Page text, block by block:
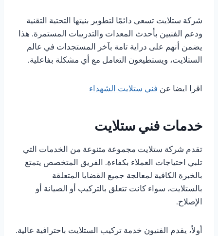
شركة ستلايت تسعى دائمًا لتطوير بنيتها التحتية التقنية
ودعم الفنيين بأحدث المعدات والتدريبات المستمرة. هذا
يضمن أنهم على دراية تامة بآخر المستجدات في عالم
الستلايت، ويستطيعون التعامل مع أي مشكلة بفاعلية.
اقرا ايضا عنفني ستلايت الشهداء
خدمات فني ستلايت
تقدم شركة ستلايت مجموعة متنوعة من الخدمات التي
تلبي احتياجات العملاء بكفاءة. الفريق المتخصص يتمتع
بالخبرة الكافية لمعالجة جميع القضايا المتعلقة
بالستلايت، سواء كانت تتعلق بالتركيب أو الصيانة أو
الإصلاح.
أولاً، يقدم الفنيون خدمة تركيب الستلايت باحترافية عالية.